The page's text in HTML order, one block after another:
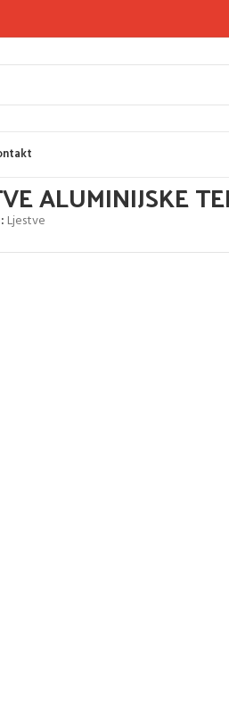
ALUMINIJSKE
Ljestve